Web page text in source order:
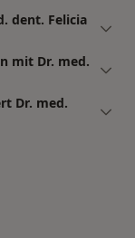
dent. Felicia
mit Dr. med.
Dr. med.